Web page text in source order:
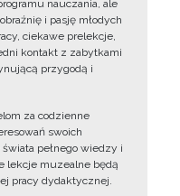
nauczania, ale
i pasję młodych
ciekawe prelekcje,
kontakt z zabytkami
przygodą i
za codzienne
swoich
pełnego wiedzy i
lekcje muzealne będą
pracy dydaktycznej.